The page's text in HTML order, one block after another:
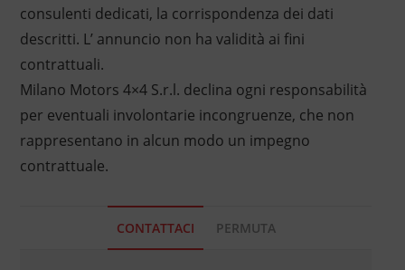
consulenti dedicati, la corrispondenza dei dati
descritti. L’ annuncio non ha validità ai fini
contrattuali.
Milano Motors 4×4 S.r.l. declina ogni responsabilità
per eventuali involontarie incongruenze, che non
rappresentano in alcun modo un impegno
contrattuale.
CONTATTACI PERMUTA